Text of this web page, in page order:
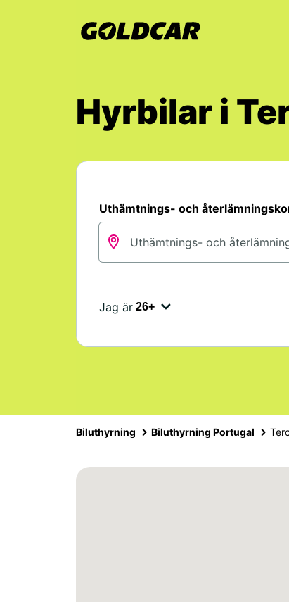
Hyrbilar i
Uthämtnings- och
Jag är
Biluthyrning Biluthyrning Portugal